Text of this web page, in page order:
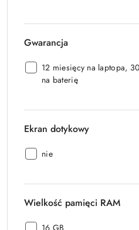
Gwarancja
Gwarancja:
12 miesięcy na laptopa,
na baterię
Ekran dotykowy
Ekran
nie
Wielkość pamięci RAM
Wielkość
16 GB